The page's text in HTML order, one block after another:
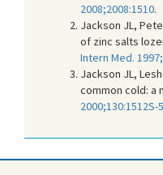
2008;2008:1510.
Jackson JL,
of zinc salts
Intern Med.
Jackson JL,
common cold: a
2000;130:1512S-